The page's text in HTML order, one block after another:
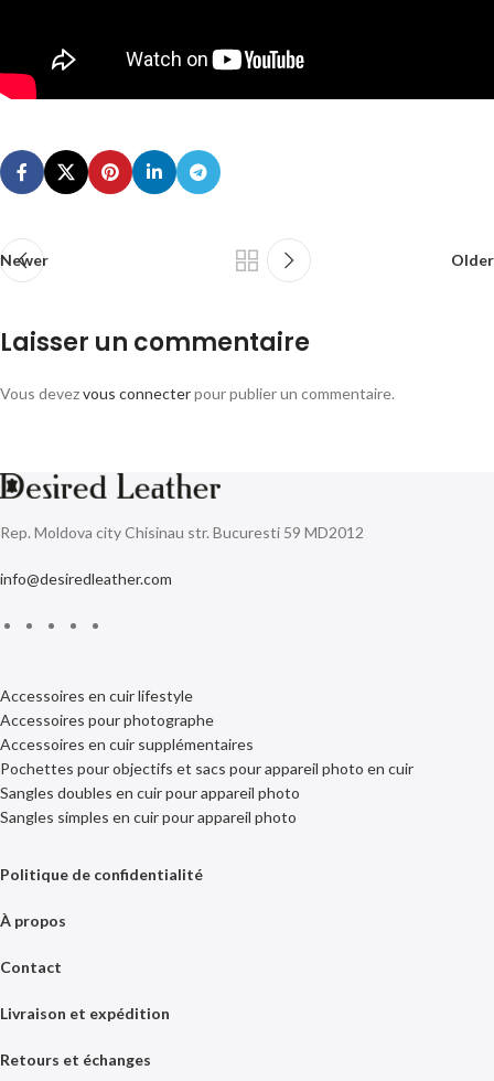
Newer Older
Laisser un commentaire
Vous devezvous connecterpour publier un commentaire.
Rep. Moldova city Chisinau str. Bucuresti 59 MD2012
info@desiredleather.com
Accessoires en cuir lifestyle
Accessoires pour photographe
Accessoires en cuir supplémentaires
Pochettes pour objectifs et sacs pour appareil photo en cuir
Sangles doubles en cuir pour appareil photo
Sangles simples en cuir pour appareil photo
Politique de confidentialité
À propos
Contact
Livraison et expédition
Retours et échanges